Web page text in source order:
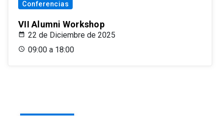
Conferencias
VII Alumni Workshop
22 de Diciembre de 2025
09:00 a 18:00